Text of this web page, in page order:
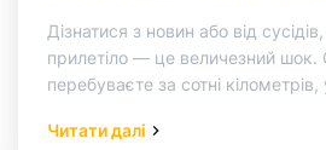
Дізнатися з новин або від
прилетіло — це величезний шок.
перебуваєте за сотні кілометрів,
Читати далі